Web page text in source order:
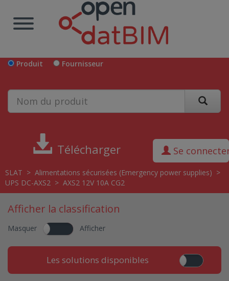
Produit Fournisseur
Télécharger Se
SLAT > Alimentations sécurisées (Emergency power supplies) >
UPS DC-AXS2 > AXS2 12V 10A CG2
Afficher la classification
Masquer Afficher
Les solutions disponibles